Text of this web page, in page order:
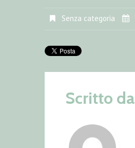
Senza categoria
Scritto da